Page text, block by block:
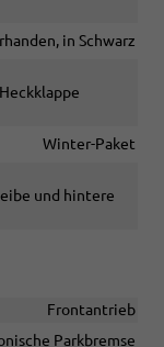
in Schwarz
Winter-Paket
und hintere
Frontantrieb
Parkbremse